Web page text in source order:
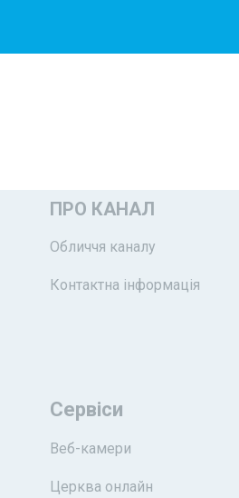
ПРО КАНАЛ
Обличчя каналу
Контактна інформація
Сервіси
Веб-камери
Церква онлайн